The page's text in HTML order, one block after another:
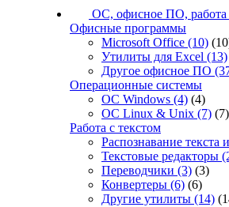
ОС, офисное ПО, работа
Офисные программы
Microsoft Office (10)
Утилиты для Excel (13)
Другое офисное ПО
Операционные системы
ОС Windows (4) (4)
ОС Linux & Unix (7) (7)
Работа с текстом
Распознавание текста
Текстовые редакторы
Переводчики (3) (3)
Конвертеры (6) (6)
Другие утилиты (14)